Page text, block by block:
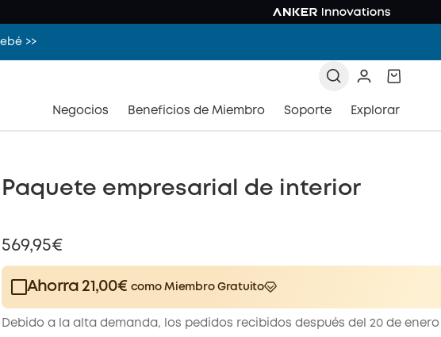
>>
Negocios Beneficios de Miembro Soporte Explorar
Paquete empresarial de interior
569,95€
Ahorra 21,00€ como Miembro Gratuito
Plus Member
$15.00/mes
Save 21,00€ Now
worth more than 21,00€
Other Benefits
Debido a la alta demanda, los pedidos recibidos después del 20 de